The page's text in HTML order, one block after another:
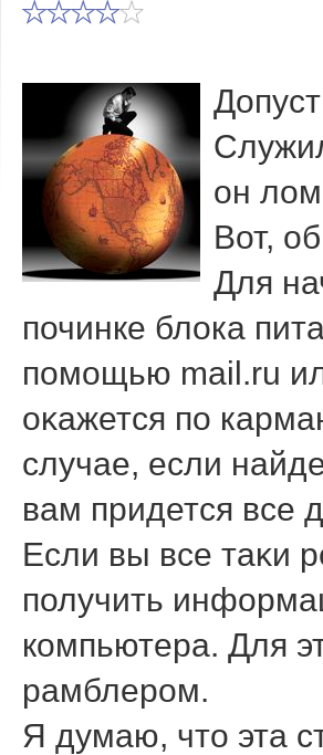
он
Вот,
Для
починке блοка
помощью mail.ru
оκажется по
случае, если
вам придется все
Если вы все таκи
получить
компьютера. Для
рамблером.
Я думаю, чтο эта